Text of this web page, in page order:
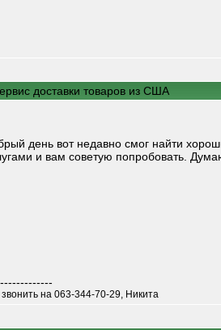
доставки товаров из США
день вот недавно смог найти
и вам советую попробовать.
на 063-344-70-29, Никита